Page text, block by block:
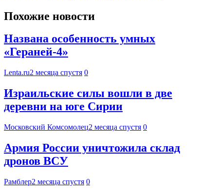
Похожие новости
Названа особенность умных
«Гераней-4»
Lenta.ru2 месяца спустя 0
Израильские силы вошли в две
деревни на юге Сирии
Московский Комсомолец2 месяца спустя 0
Армия России уничтожила склад
дронов ВСУ
Рамблер2 месяца спустя 0